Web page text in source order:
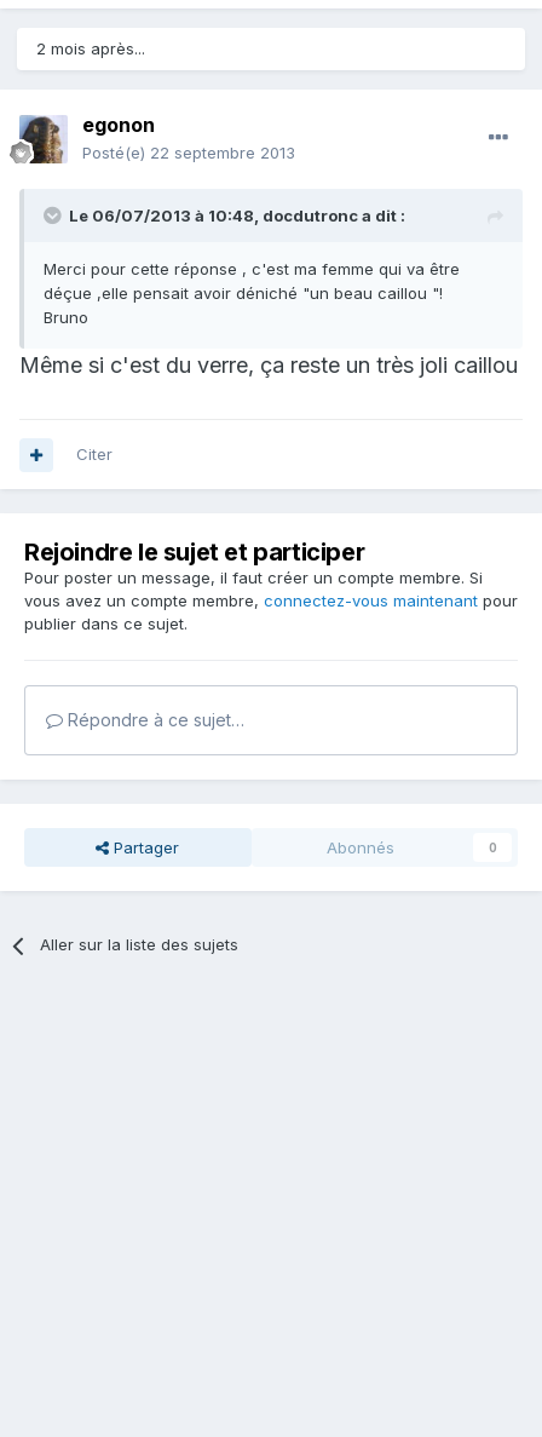
2 mois après...
egonon
Posté(e) 22 septembre 2013
Le 06/07/2013 à 10:48, docdutronc a dit :
Merci pour cette réponse , c'est ma femme qui va être
déçue ,elle pensait avoir déniché "un beau caillou "!
Bruno
Même si c'est du verre, ça reste un très joli caillou
Citer
Rejoindre le sujet et participer
Pour poster un message, il faut créer un compte membre. Si
vous avez un compte membre, connectez-vous maintenant pour
publier dans ce sujet.
Répondre à ce sujet…
Partager Abonnés 0
Aller sur la liste des sujets